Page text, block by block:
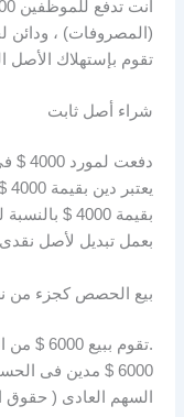
(المصروفات) ، ودائن
تقوم بإستهلاك الأصل
شراء أصل ثابت
دفعت
بقيمة 4000
بعمل تبديل لأصل
بيع الحصص كجزء من
.تقوم
السهم العادى ( حقوق